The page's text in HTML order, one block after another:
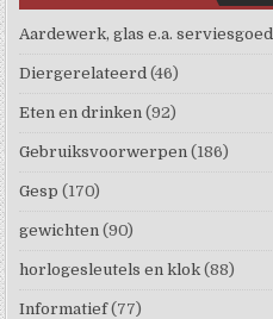
Aardewerk, glas e.a. serviesgoed
Diergerelateerd (46)
Eten en drinken (92)
Gebruiksvoorwerpen (186)
Gesp (170)
gewichten (90)
horlogesleutels en klok (88)
Informatief (77)